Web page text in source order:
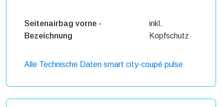
Seitenairbag vorne -
Bezeichnung
inkl.
Kopfschutz
Alle Technische Daten smart city-coupé pulse